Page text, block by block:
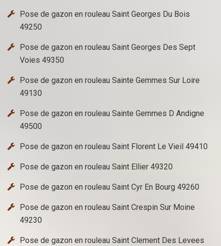
Pose de gazon en rouleau Saint Georges Du Bois
49250
Pose de gazon en rouleau Saint Georges Des Sept
Voies 49350
Pose de gazon en rouleau Sainte Gemmes Sur Loire
49130
Pose de gazon en rouleau Sainte Gemmes D Andigne
49500
Pose de gazon en rouleau Saint Florent Le Vieil 49410
Pose de gazon en rouleau Saint Ellier 49320
Pose de gazon en rouleau Saint Cyr En Bourg 49260
Pose de gazon en rouleau Saint Crespin Sur Moine
49230
Pose de gazon en rouleau Saint Clement Des Levees